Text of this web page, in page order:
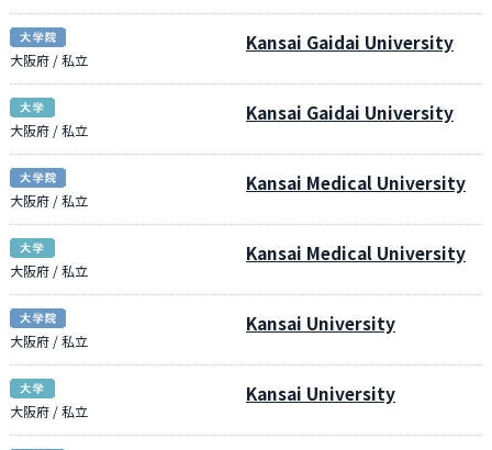
大阪府 / 私立
Kansai Gaidai University
大阪府 / 私立
Kansai Gaidai University
大阪府 / 私立
Kansai Medical University
大阪府 / 私立
Kansai Medical University
大阪府 / 私立
Kansai University
大阪府 / 私立
Kansai University